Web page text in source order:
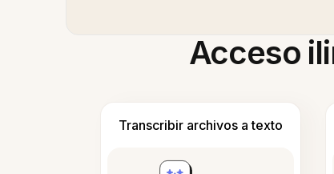
Acceso
Transcribir archivos a texto